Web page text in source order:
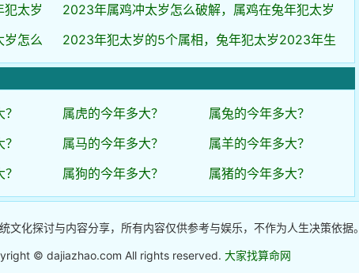
太岁
2023年属鸡冲太岁怎么破解，属鸡在兔年犯太岁
岁怎么
2023年犯太岁的5个属相，兔年犯太岁2023年生
属虎的今年多大？
属兔的今年多大？
属马的今年多大？
属羊的今年多大？
属狗的今年多大？ 属猪的今年多大？
文化探讨与内容分享，所有内容仅供参考与娱乐，不作为人生决策依据。
© dajiazhao.com All rights reserved. 大家找算命网